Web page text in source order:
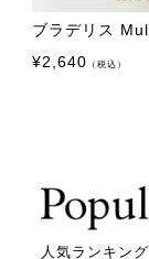
ブラデリス
¥2,640 （税込）
人気ランキング